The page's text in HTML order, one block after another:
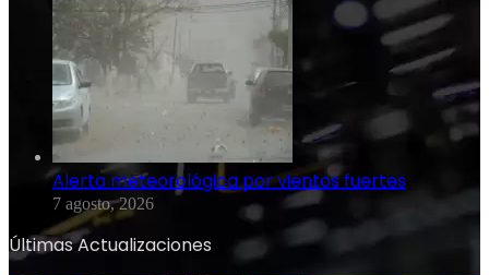
Alerta meteorológica por vientos fuertes
7 agosto, 2026
Últimas Actualizaciones